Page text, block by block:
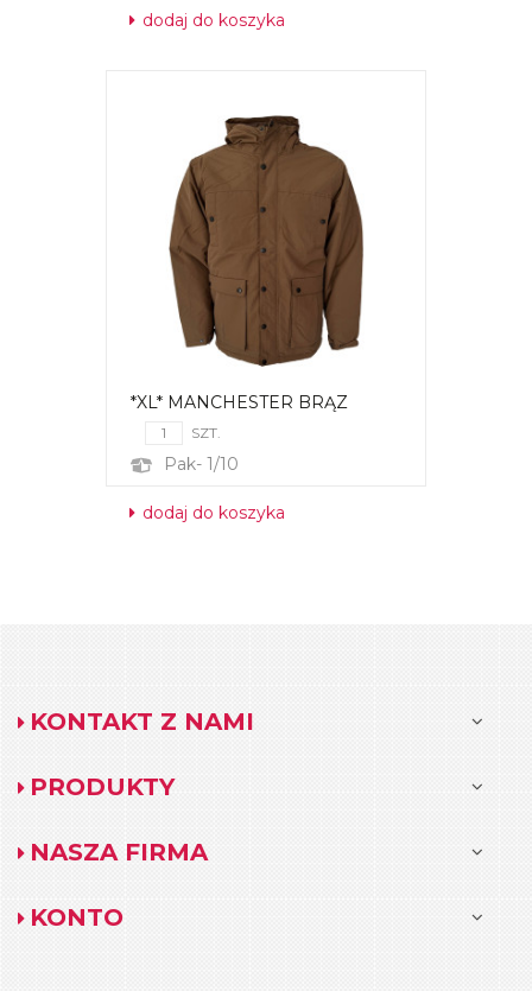
dodaj do koszyka
*XL* MANCHESTER BRĄZ
SZT.
Pak- 1/10
dodaj do koszyka
KONTAKT Z NAMI
PRODUKTY
NASZA FIRMA
KONTO